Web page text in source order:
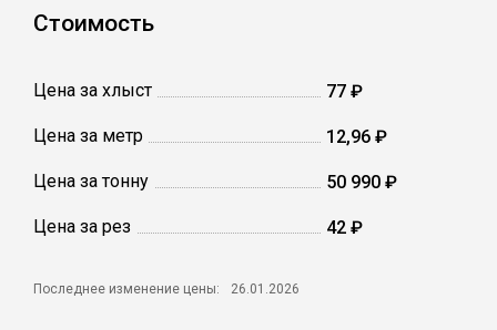
Стоимость
Цена за хлыст 77 ₽
Цена за метр 12,96 ₽
Цена за тонну 50 990 ₽
Цена за рез 42 ₽
Последнее изменение цены: 26.01.2026